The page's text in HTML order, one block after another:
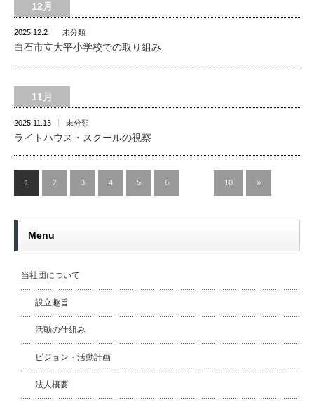
12月
2025.12.2 未分類
白石市立大平小学校での取り組み
11月
2025.11.13 未分類
ライトハウス・スクールの視察
1 2 3 4 5 6 10 »
Menu
当社団について
設立趣旨
活動の仕組み
ビジョン・活動計画
法人概要